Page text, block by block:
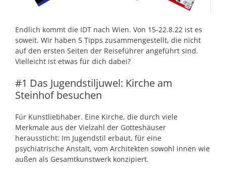
Endlich kommt die IDT nach Wien. Von 15-22.8.22 ist es
soweit. Wir haben 5 Tipps zusammengestellt, die nicht
auf den ersten Seiten der Reiseführer angeführt sind.
Vielleicht ist etwas für dich dabei?
#1 Das Jugendstiljuwel: Kirche am
Steinhof besuchen
Für Kunstliebhaber. Eine Kirche, die durch viele
Merkmale aus der Vielzahl der Gotteshäuser
heraussticht: Im Jugendstil erbaut, für eine
psychiatrische Anstalt, vom Architekten sowohl innen wie
außen als Gesamtkunstwerk konzipiert.